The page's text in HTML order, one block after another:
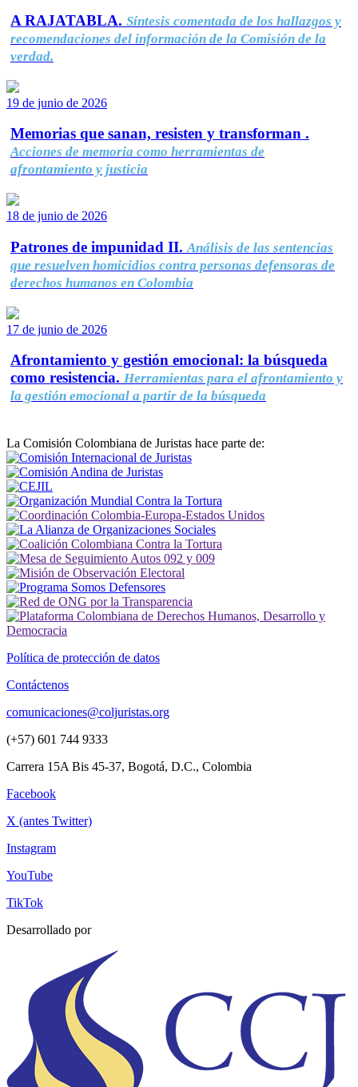
A RAJATABLA. Síntesis comentada de los hallazgos y
recomendaciones del información de la Comisión de la
verdad.
19 de junio de 2026
Memorias que sanan, resisten y transforman .
Acciones de memoria como herramientas de
afrontamiento y justicia
18 de junio de 2026
Patrones de impunidad II. Análisis de las sentencias
que resuelven homicidios contra personas defensoras de
derechos humanos en Colombia
17 de junio de 2026
Afrontamiento y gestión emocional: la búsqueda
como resistencia. Herramientas para el afrontamiento y
la gestión emocional a partir de la búsqueda
La Comisión Colombiana de Juristas hace parte de:
Política de protección de datos
Contáctenos
comunicaciones@coljuristas.org
(+57) 601 744 9333
Carrera 15A Bis 45-37, Bogotá, D.C., Colombia
Facebook
X (antes Twitter)
Instagram
YouTube
TikTok
Desarrollado por